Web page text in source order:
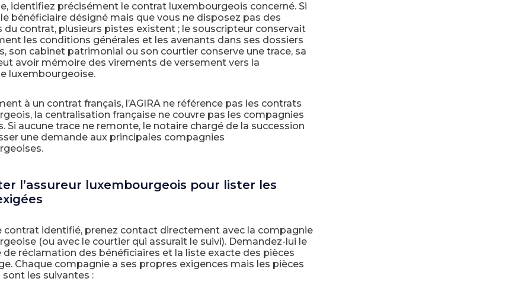
identifiez précisément le contrat luxembourgeois concerné. Si
bénéficiaire désigné mais que vous ne disposez pas des
du contrat, plusieurs pistes existent ; le souscripteur conservait
les conditions générales et les avenants dans ses dossiers
son cabinet patrimonial ou son courtier conserve une trace, sa
avoir mémoire des virements de versement vers la
luxembourgeoise.
à un contrat français, l’AGIRA ne référence pas les contrats
la centralisation française ne couvre pas les compagnies
Si aucune trace ne remonte, le notaire chargé de la succession
une demande aux principales compagnies
l’assureur luxembourgeois pour lister les
contrat identifié, prenez contact directement avec la compagnie
(ou avec le courtier qui assurait le suivi). Demandez-lui le
réclamation des bénéficiaires et la liste exacte des pièces
Chaque compagnie a ses propres exigences mais les pièces
les suivantes :